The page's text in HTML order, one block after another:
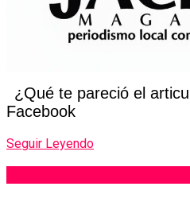
¿Qué te pareció el
Facebook
Seguir Leyendo